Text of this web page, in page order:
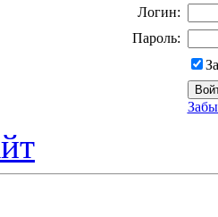
Логин:
Пароль: